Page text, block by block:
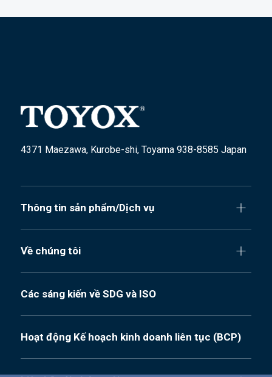
4371 Maezawa, Kurobe-shi, Toyama 938-8585 Japan
Thông tin sản phẩm/Dịch vụ
Về chúng tôi
Các sáng kiến về SDG và ISO
Hoạt động Kế hoạch kinh doanh liên tục (BCP)